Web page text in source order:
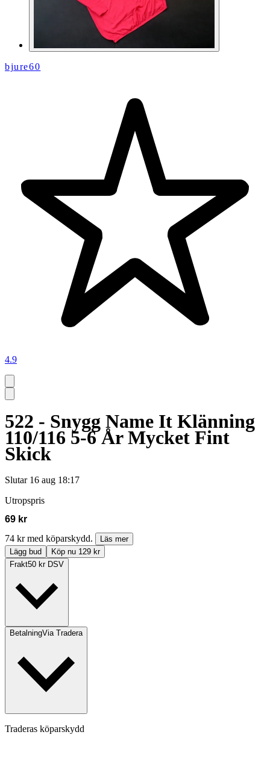
bjure60
4.9
522 - Snygg Name It Klänning
110/116 5-6 År Mycket Fint
Skick
Slutar 16 aug 18:17
Utropspris
69 kr
74 kr med köparskydd.
Läs mer
Lägg bud
Köp nu 129 kr
Frakt50 kr DSV
BetalningVia Tradera
Traderas köparskydd